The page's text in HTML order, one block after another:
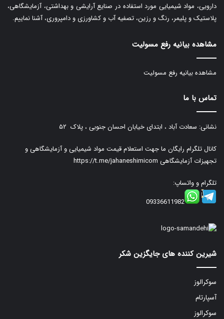
دارویی، مواد شیمیایی مورد استفاده در صنایع آرایشی و بهداشتی، آزمایشگاهی،
پلاستیک و پلیمر، رنگ و رزین، تصفیه آب و کشاورزی و دامپروری، آشنا نماییم.
مشاهده بیانیه رفع مسولیت
مشاهده بیانیه رفع مسولیت
تماس با ما
نشانی: سعادت آباد ، ابتدای خیابان احسان جنوبی ، پلاک ۵۲
کانال تلگرام رایگان ما جهت استعلام قیمت مواد شیمیایی و آزمایشگاهی و
تجهیزات آزمایشگاهی https://t.me/jahaneshimicom
تلگرام و واتساپ:
09336611982
شیرین کننده های جایگزین شکر
سوکرالوز
آسپارتام
سوکرالوز